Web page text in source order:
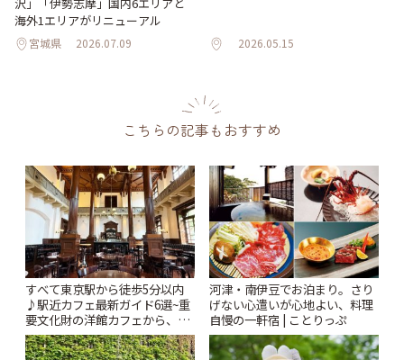
海外1エリアがリニューアル
宮城県 2026.07.09 2026.05.15
こちらの記事もおすすめ
すべて東京駅から徒歩5分以内
♪駅近カフェ最新ガイド6選~重
要文化財の洋館カフェから、改
札すぐのレトロ喫茶まで~ | こと
りっぷ
河津・南伊豆でお泊まり。さり
げない心遣いが心地よい、料理
自慢の一軒宿 | ことりっぷ